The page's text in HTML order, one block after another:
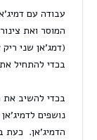
עבודה עם
המוסר ואת
(דמג'אן שני
בכדי להתחיל
בכדי להשיב את
נושפים
הדמיג'אן. כעת